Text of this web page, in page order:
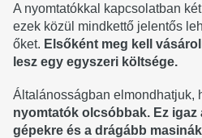
A nyomtatókkal kapcsolatban
ezek közül mindkettő jelentős
őket. Elsőként meg kell
lesz egy egyszeri költsége.
Általánosságban elmondhatjuk,
nyomtatók olcsóbbak. Ez
gépekre és a drágább